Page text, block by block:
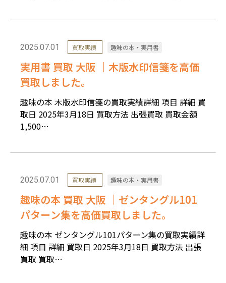
2025.07.01 買取実績 趣味の本・実用書
実用書 買取 大阪 ｜木版水印信箋を高価
買取しました。
趣味の本 木版水印信箋の買取実績詳細 項目 詳細 買
取日 2025年3月18日 買取方法 出張買取 買取金額
1,500…
2025.07.01 買取実績 趣味の本・実用書
趣味の本 買取 大阪 ｜ゼンタングル101
パターン集を高価買取しました。
趣味の本 ゼンタングル101パターン集の買取実績詳
細 項目 詳細 買取日 2025年3月18日 買取方法 出張
買取 買取…